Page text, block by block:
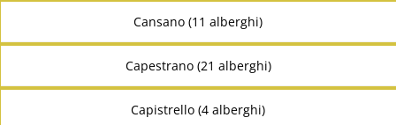
Cansano (11 alberghi)
Capestrano (21 alberghi)
Capistrello (4 alberghi)